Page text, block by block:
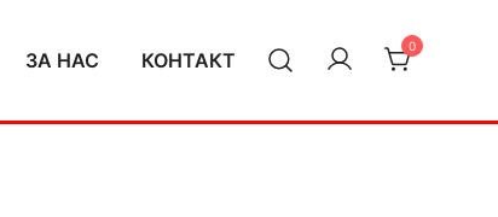
ЗА НАС КОНТАКТ
0